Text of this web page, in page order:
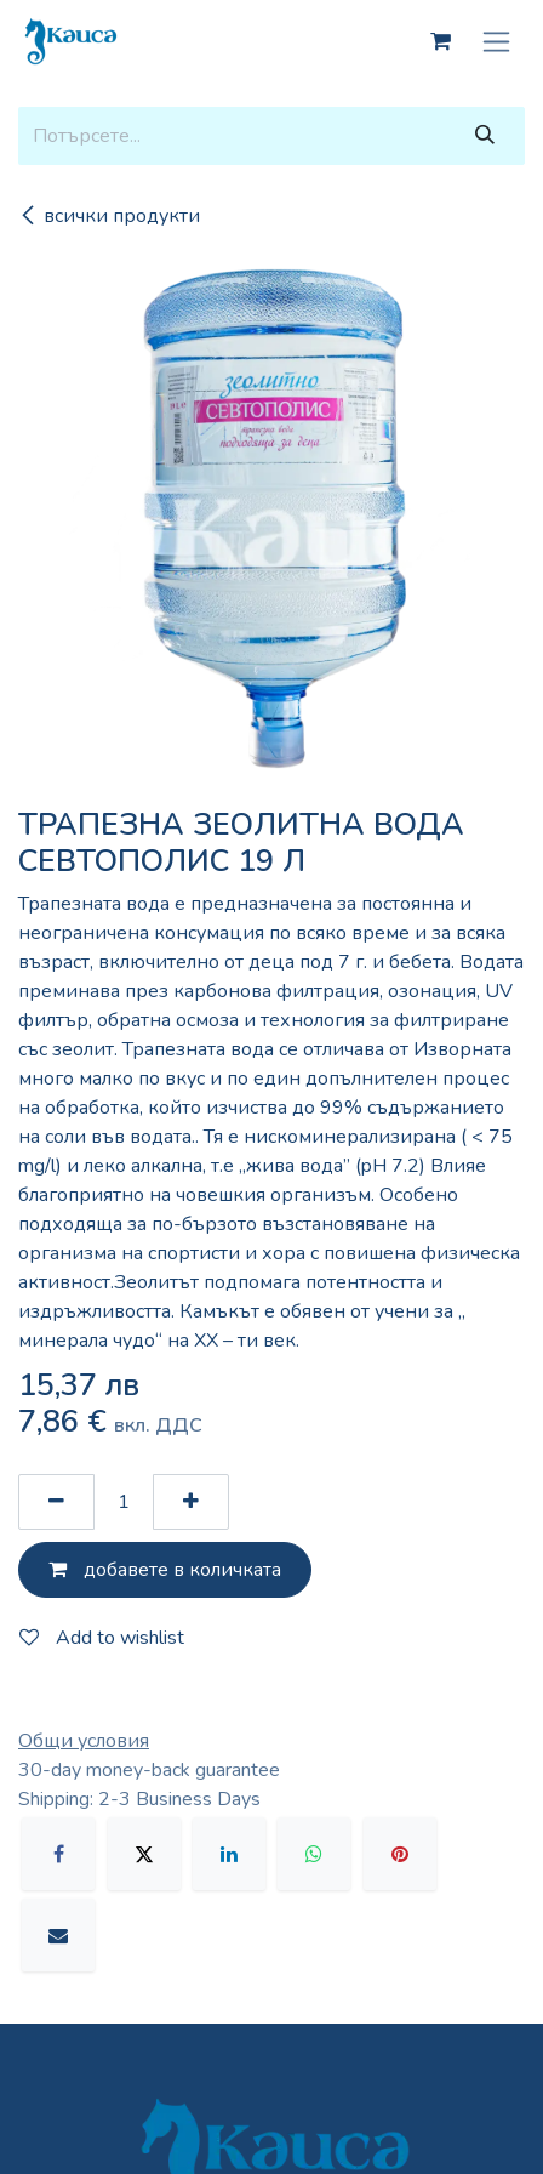
Skip to Content
всички продукти
ТРАПЕЗНА ЗЕОЛИТНА ВОДА
СЕВТОПОЛИС 19 Л
Трапезната вода е предназначена за постоянна и
неограничена консумация по всяко време и за всяка
възраст, включително от деца под 7 г. и бебета. Водата
преминава през карбонова филтрация, озонация, UV
филтър, обратна осмоза и технология за филтриране
със зеолит. Трапезната вода се отличава от Изворната
много малко по вкус и по един допълнителен процес
на обработка, който изчиства до 99% съдържанието
на соли във водата.. Тя е нискоминерализирана ( < 75
mg/l) и леко алкална, т.е „жива вода” (pH 7.2) Влияе
благоприятно на човешкия организъм. Особено
подходяща за по-бързото възстановяване на
организма на спортисти и хора с повишена физическа
активност.Зеолитът подпомага потентността и
издръжливостта. Камъкът е обявен от учени за „
минерала чудо“ на XX – ти век.
15,37 лв
7,86 € вкл. ДДС
добавете в количката
Add to wishlist
Общи условия
30-day money-back guarantee
Shipping: 2-3 Business Days